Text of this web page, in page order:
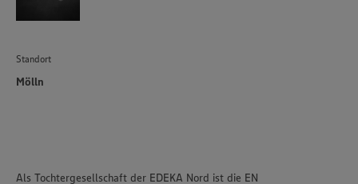
Standort
Mölln
Als Tochtergesellschaft der EDEKA Nord ist die EN